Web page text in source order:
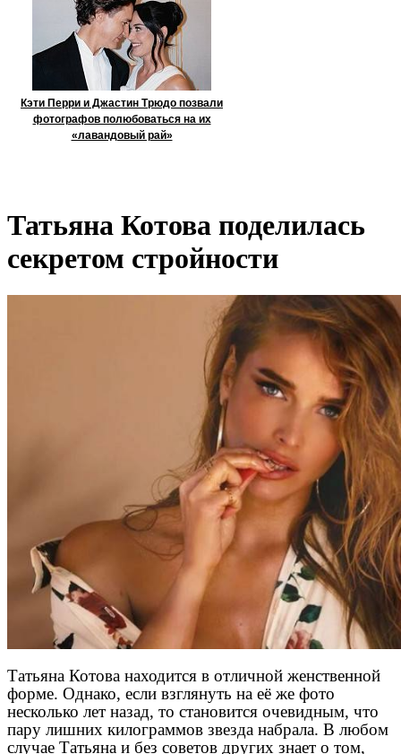
Кэти Перри и Джастин Трюдо позвали
фотографов полюбоваться на их
«лавандовый рай»
Татьяна Котова поделилась
секретом стройности
Татьяна Котова находится в отличной женственной
форме. Однако, если взглянуть на её же фото
несколько лет назад, то становится очевидным, что
пару лишних килограммов звезда набрала. В любом
случае Татьяна и без советов других знает о том,